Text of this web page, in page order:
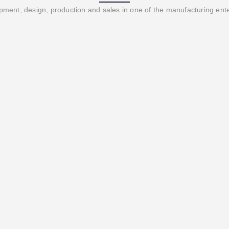
design, production and sales in one of the manufacturing